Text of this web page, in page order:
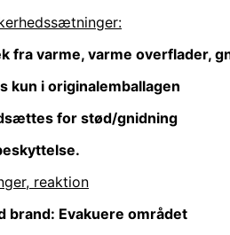
fra varme, varme overflader,
kun i originalemballagen
for stød/gnidning
reaktion
brand: Evakuere området